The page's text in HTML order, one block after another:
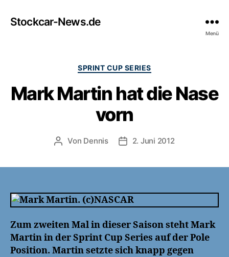
Stockcar-News.de
Menü
Kategorien
SPRINT CUP SERIES
Mark Martin hat die Nase
vorn
Beitragsautor
Von Dennis Veröffentlichungsdatum
2. Juni 2012
Zum zweiten Mal in dieser Saison steht Mark
Martin in der Sprint Cup Series auf der Pole
Position. Martin setzte sich knapp gegen